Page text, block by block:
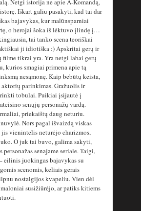
Iškart galiu pasakyti, kad tai dar
bajavykas, kur malūnsparniai
o herojai šoka iš lėktuvo įlindę į…
tai tanko scena teoriškai
ji idiotiška :) Apskritai gerų ir
filme tikrai yra. Yra netgi labai gerų
kurios smagiai primena apie tą
nesąmonę. Kaip bebūtų keista,
parinkimas. Gražuolis ir
tobulai. Puikiai įsijautė į
senųjų personažų vardą.
priekaištų daug neturiu.
Nors pagal išvaizdą viskas
vienintelis neturėjo charizmos,
O juk tai buvo, galima sakyti,
senajame seriale. Taigi,
eilinis juokingas bajavykas su
scenomis, keliais gerais
nostalgijos kvapeliu. Vien dėl
susižiūrėjo, ar patiks kitiems